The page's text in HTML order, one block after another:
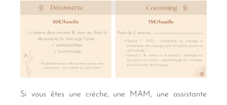
Si vous êtes une crèche, une MAM, une assistante